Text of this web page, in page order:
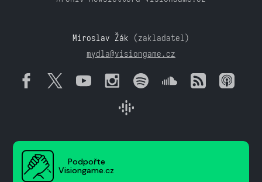
Miroslav Žák (zakladatel)
mydla@visiongame.cz
Podpořte
Visiongame.cz